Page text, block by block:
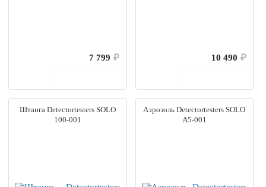
7 799 ₽
10 490 ₽
Штанга Detectortesters SOLO
100-001
Аэрозоль Detectortesters SOLO
A5-001